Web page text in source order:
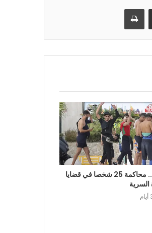
مشاركة عبر البريد طباعة
تطوان.. محاكمة 25 شخصا في قضايا
السرية